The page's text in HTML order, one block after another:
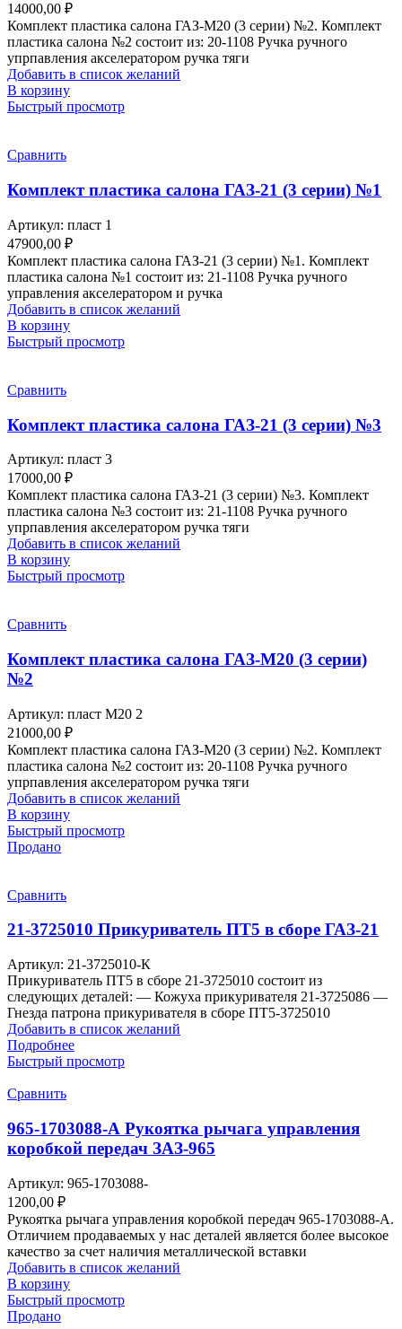
14000,00 ₽
Комплект пластика салона ГАЗ-М20 (3 серии) №2. Комплект
пластика салона №2 состоит из: 20-1108 Ручка ручного
упрпавления акселератором ручка тяги
Добавить в список желаний
В корзину
Быстрый просмотр
Сравнить
Комплект пластика салона ГАЗ-21 (3 серии) №1
Артикул: пласт 1
47900,00 ₽
Комплект пластика салона ГАЗ-21 (3 серии) №1. Комплект
пластика салона №1 состоит из: 21-1108 Ручка ручного
управления акселератором и ручка
Добавить в список желаний
В корзину
Быстрый просмотр
Сравнить
Комплект пластика салона ГАЗ-21 (3 серии) №3
Артикул: пласт 3
17000,00 ₽
Комплект пластика салона ГАЗ-21 (3 серии) №3. Комплект
пластика салона №3 состоит из: 21-1108 Ручка ручного
упрпавления акселератором ручка тяги
Добавить в список желаний
В корзину
Быстрый просмотр
Сравнить
Комплект пластика салона ГАЗ-М20 (3 серии)
№2
Артикул: пласт М20 2
21000,00 ₽
Комплект пластика салона ГАЗ-М20 (3 серии) №2. Комплект
пластика салона №2 состоит из: 20-1108 Ручка ручного
упрпавления акселератором ручка тяги
Добавить в список желаний
В корзину
Быстрый просмотр
Продано
Сравнить
21-3725010 Прикуриватель ПТ5 в сборе ГАЗ-21
Артикул: 21-3725010-К
Прикуриватель ПТ5 в сборе 21-3725010 состоит из
следующих деталей: — Кожуха прикуривателя 21-3725086 —
Гнезда патрона прикуривателя в сборе ПТ5-3725010
Добавить в список желаний
Подробнее
Быстрый просмотр
Сравнить
965-1703088-А Рукоятка рычага управления
коробкой передач ЗАЗ-965
Артикул: 965-1703088-
1200,00 ₽
Рукоятка рычага управления коробкой передач 965-1703088-А.
Отличием продаваемых у нас деталей является более высокое
качество за счет наличия металлической вставки
Добавить в список желаний
В корзину
Быстрый просмотр
Продано